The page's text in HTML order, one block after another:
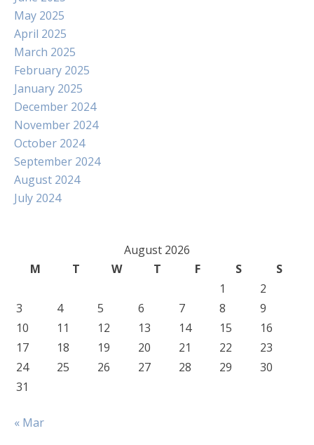
May 2025
April 2025
March 2025
February 2025
January 2025
December 2024
November 2024
October 2024
September 2024
August 2024
July 2024
August 2026
M
T W T F S
S
1
2
3
4 5 6 7 8
9
10
11 12 13 14 15
16
17
18 19 20 21 22
23
24
25 26 27 28 29
30
31
« Mar